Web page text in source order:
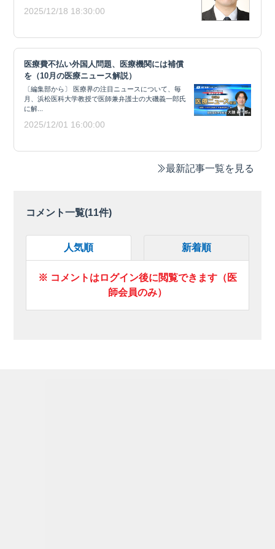
2025/12/18 18:30:00
医療費不払い外国人問題、医療機関には補償
を（10月の医療ニュース解説）
〔編集部から〕 医療界の注目ニュースについて、毎
月、浜松医科大学教授で医師兼弁護士の大磯義一郎氏
に解...
2025/12/01 16:00:00
最新記事一覧を見る
コメント一覧(11件)
人気順 新着順
※ コメントはログイン後に閲覧できます（医
師会員のみ）